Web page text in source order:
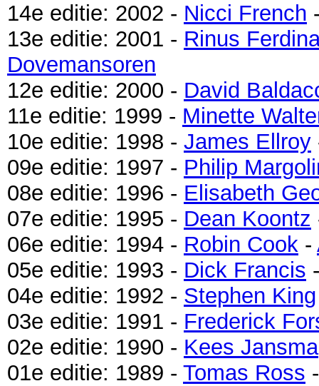
14e editie: 2002 - Nicci French
13e editie: 2001 - Rinus
Dovemansoren
12e editie: 2000 - David
11e editie: 1999 - Minette
10e editie: 1998 - James Ellroy
09e editie: 1997 - Philip
08e editie: 1996 - Elisabeth
07e editie: 1995 - Dean Koontz
06e editie: 1994 - Robin Cook -
05e editie: 1993 - Dick Francis
04e editie: 1992 - Stephen King
03e editie: 1991 - Frederick
02e editie: 1990 - Kees Jansma
01e editie: 1989 - Tomas Ross